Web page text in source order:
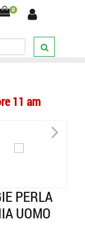
0
bianche
11 am
>
PERLA
UOMO